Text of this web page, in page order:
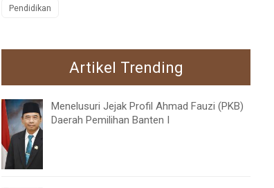
Pendidikan
Artikel Trending
Menelusuri Jejak Profil Ahmad Fauzi (PKB)
Daerah Pemilihan Banten I